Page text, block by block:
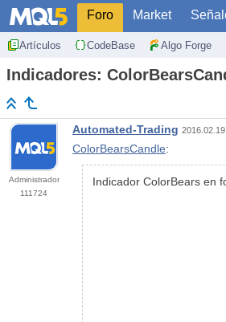
Foro Market
Artículos CodeBase Algo Forge
Indicadores:
Administrador
111724
Automated-Trading
ColorBearsCandle:
Indicador ColorBears en